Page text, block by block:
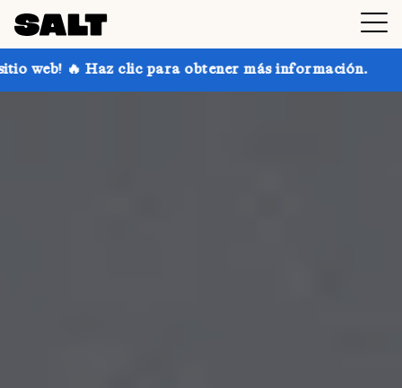
obtener más información. ¡Consigue hasta un